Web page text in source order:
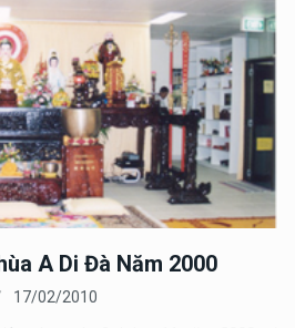
A Di Đà Năm 2000
17/02/2010